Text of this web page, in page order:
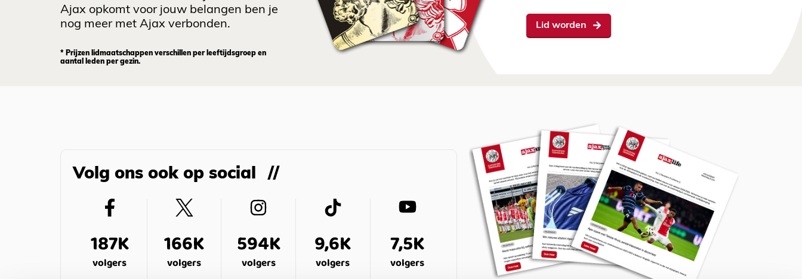
Ajax opkomt voor jouw belangen ben je
nog meer met Ajax verbonden.
* Prijzen lidmaatschappen verschillen per leeftijdsgroep en
aantal leden per gezin.
Lid worden
Volg ons ook op social
187K
volgers
166K
volgers
594K
volgers
9,6K
volgers
7,5K
volgers